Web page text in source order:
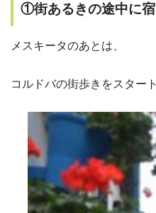
①街あるきの途中に
メスキータのあとは、
コルドバの街歩きをスタート